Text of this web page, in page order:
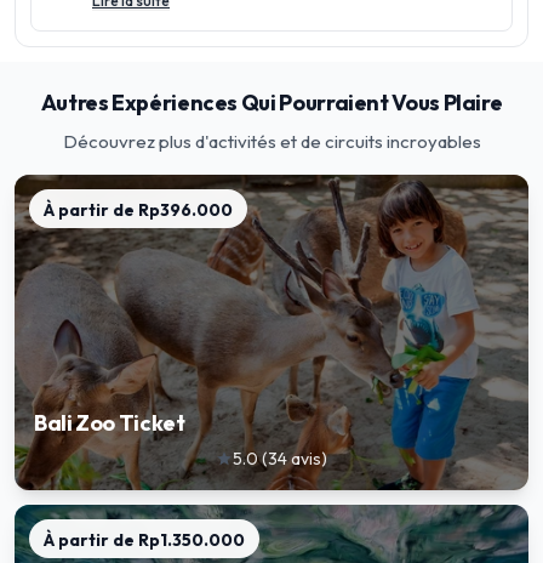
Autres Expériences Qui Pourraient Vous Plaire
Découvrez plus d'activités et de circuits incroyables
À partir de Rp396.000
Bali Zoo Ticket
star5.0(34avis)
À partir de Rp1.350.000